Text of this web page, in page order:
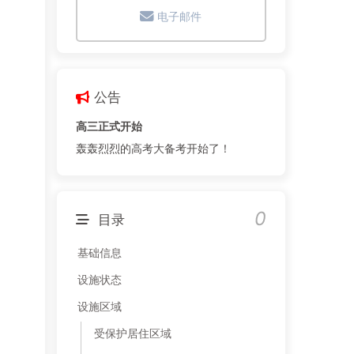
电子邮件
公告
高三正式开始
轰轰烈烈的高考大备考开始了！
目录 0
基础信息
设施状态
设施区域
受保护居住区域